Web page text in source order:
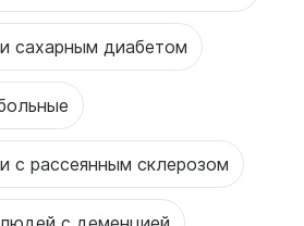
сахарным диабетом
с рассеянным склерозом